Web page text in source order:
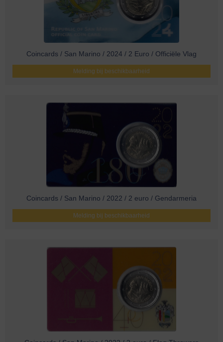
Coincards / San Marino / 2024 / 2 Euro / Officiële Vlag
Melding bij beschikbaarheid
Coincards / San Marino / 2022 / 2 euro / Gendarmeria
Melding bij beschikbaarheid